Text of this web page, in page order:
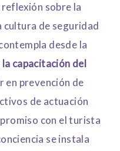
sobre la
cultura de seguridad
desde la
la capacitación del
en prevención de
de actuación
con el turista
se instala